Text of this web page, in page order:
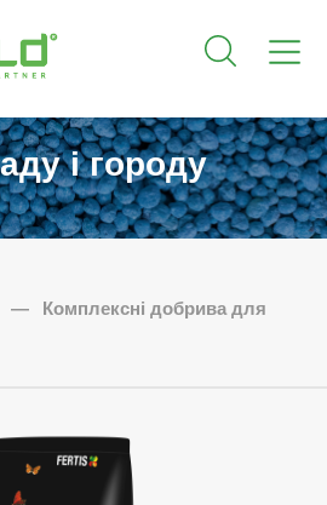
і городу
—
Комплексні добрива для